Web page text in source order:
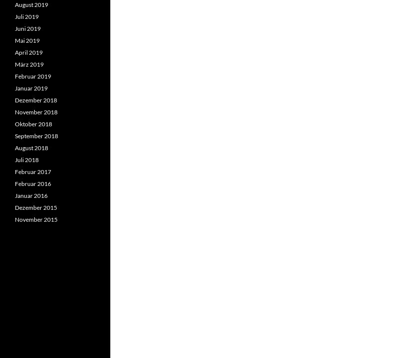
August 2019
Juli 2019
Juni 2019
Mai 2019
April 2019
März 2019
Februar 2019
Januar 2019
Dezember 2018
November 2018
Oktober 2018
September 2018
August 2018
Juli 2018
Februar 2017
Februar 2016
Januar 2016
Dezember 2015
November 2015